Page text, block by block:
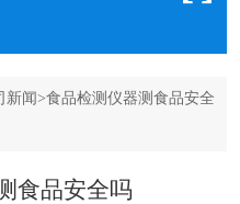
新闻>食品检测仪器测食品安全
食品安全吗